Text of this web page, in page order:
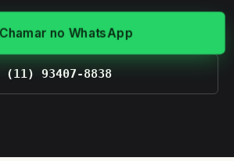
Chamar no WhatsApp
(11) 93407-8838